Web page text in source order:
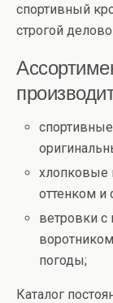
спортивный
строгой
хлопковые
оттенком и
ветровки
погоды;
Каталог